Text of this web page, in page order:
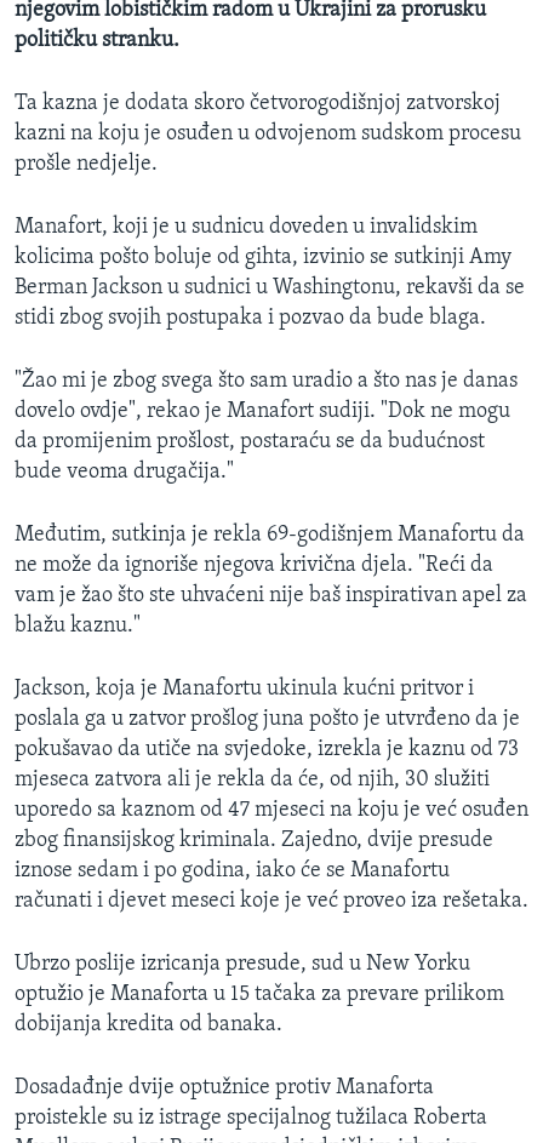
njegovim lobističkim radom u Ukrajini za prorusku
političku stranku.
Ta kazna je dodata skoro četvorogodišnjoj zatvorskoj
kazni na koju je osuđen u odvojenom sudskom procesu
prošle nedjelje.
Manafort, koji je u sudnicu doveden u invalidskim
kolicima pošto boluje od gihta, izvinio se sutkinji Amy
Berman Jackson u sudnici u Washingtonu, rekavši da se
stidi zbog svojih postupaka i pozvao da bude blaga.
"Žao mi je zbog svega što sam uradio a što nas je danas
dovelo ovdje", rekao je Manafort sudiji. "Dok ne mogu
da promijenim prošlost, postaraću se da budućnost
bude veoma drugačija."
Međutim, sutkinja je rekla 69-godišnjem Manafortu da
ne može da ignoriše njegova krivična djela. "Reći da
vam je žao što ste uhvaćeni nije baš inspirativan apel za
blažu kaznu."
Jackson, koja je Manafortu ukinula kućni pritvor i
poslala ga u zatvor prošlog juna pošto je utvrđeno da je
pokušavao da utiče na svjedoke, izrekla je kaznu od 73
mjeseca zatvora ali je rekla da će, od njih, 30 služiti
uporedo sa kaznom od 47 mjeseci na koju je već osuđen
zbog finansijskog kriminala. Zajedno, dvije presude
iznose sedam i po godina, iako će se Manafortu
računati i djevet meseci koje je već proveo iza rešetaka.
Ubrzo poslije izricanja presude, sud u New Yorku
optužio je Manaforta u 15 tačaka za prevare prilikom
dobijanja kredita od banaka.
Dosadađnje dvije optužnice protiv Manaforta
proistekle su iz istrage specijalnog tužilaca Roberta